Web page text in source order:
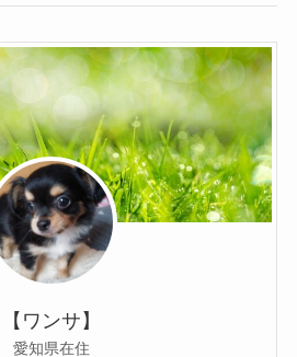
【ワンサ】
愛知県在住